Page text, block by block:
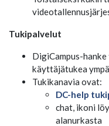
Tukipalvelut
DigiCampus-
käyttäjätukea
Tukikanavia ovat:
DC-help
chat, ikoni
alanurkasta